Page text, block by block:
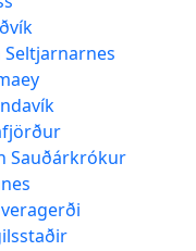
Sauðárkrókur